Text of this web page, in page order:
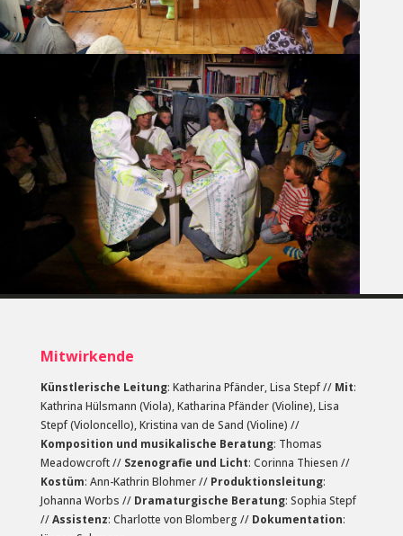
Mitwirkende
Künstlerische Leitung: Katharina Pfänder, Lisa Stepf // Mit:
Kathrina Hülsmann (Viola), Katharina Pfänder (Violine), Lisa
Stepf (Violoncello), Kristina van de Sand (Violine) //
Komposition und musikalische Beratung: Thomas
Meadowcroft // Szenografie und Licht: Corinna Thiesen //
Kostüm: Ann-Kathrin Blohmer // Produktionsleitung:
Johanna Worbs // Dramaturgische Beratung: Sophia Stepf
//Assistenz: Charlotte von Blomberg // Dokumentation: